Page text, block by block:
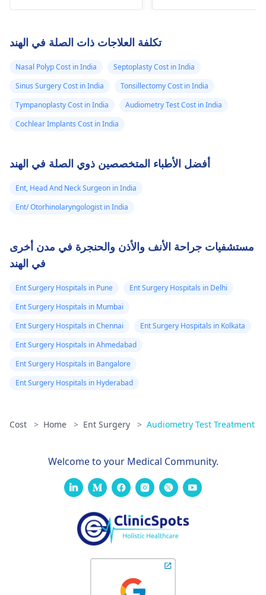
صحيح باستخدام أدوات
خاصة وإزالة الجسم
تكلفة العلاجات ذات الصلة في الهند
Nasal Polyp Cost in India
Septoplasty Cost in India
Sinus Surgery Cost in India
Tonsillectomy Cost in India
Tympanoplasty Cost in India
Audiometry Test Cost in India
Cochlear Implants Cost in India
أفضل الأطباء المتخصصين ذوي الصلة في الهند
Ent, Head And Neck Surgeon in India
Ent/ Otorhinolaryngologist in India
مستشفيات جراحة الأنف والأذن والحنجرة في مدن أخرى
في الهند
Ent Surgery Hospitals in Pune
Ent Surgery Hospitals in Delhi
Ent Surgery Hospitals in Mumbai
Ent Surgery Hospitals in Chennai
Ent Surgery Hospitals in Kolkata
Ent Surgery Hospitals in Ahmedabad
Ent Surgery Hospitals in Bangalore
Ent Surgery Hospitals in Hyderabad
Cost > Home > Ent Surgery > Audiometry Test Treatment
Welcome to your Medical Community.